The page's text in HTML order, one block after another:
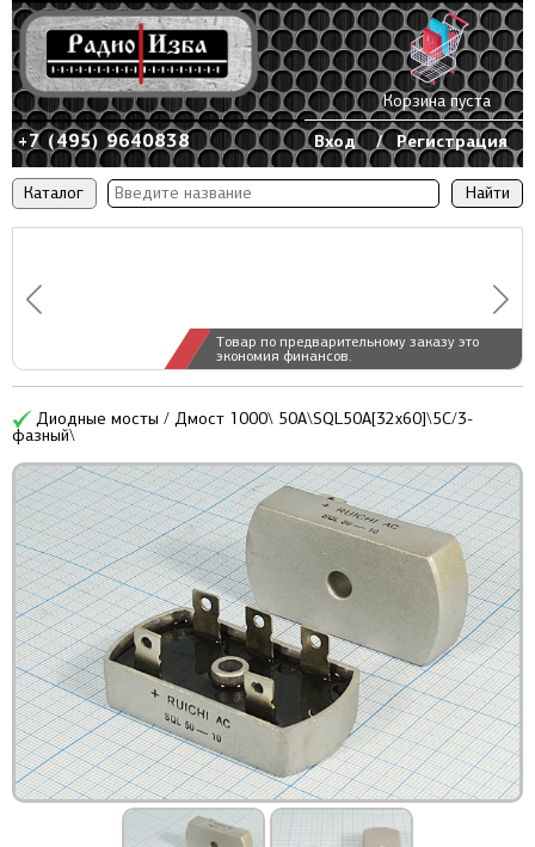
Каталог
Товар по предварительному заказу это
экономия финансов.
+7 (495) 9640838 Вход / Регистрация
Корзина пуста
Диодные мосты / Дмост 1000\ 50А\SQL50A[32x60]\5C/3-
фазный\